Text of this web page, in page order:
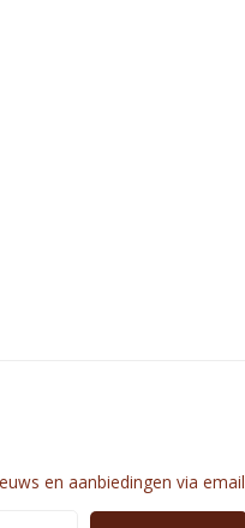
en aanbiedingen via email